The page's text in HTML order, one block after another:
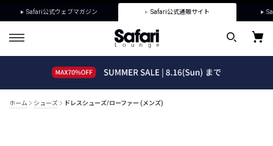
Safari公式ウェブマガジン Safari公式通販サイト
ホーム シューズ ドレスシューズ/ローファー (メンズ)